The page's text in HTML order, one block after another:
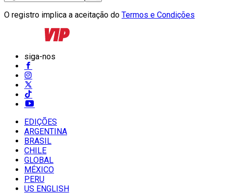
O registro implica a aceitação do Termos e Condições
siga-nos
EDIÇÕES
ARGENTINA
BRASIL
CHILE
GLOBAL
MÉXICO
PERU
US ENGLISH